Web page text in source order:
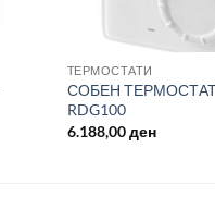
TЕРМОСТАТИ
СОБЕН ТЕРМОСТАТ
RDG100
6.188,00ден